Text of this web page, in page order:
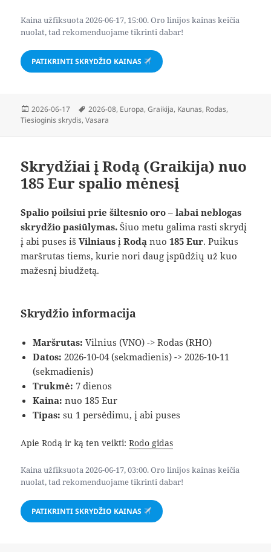
Kaina užfiksuota 2026-06-17, 15:00. Oro linijos kainas keičia
nuolat, tad rekomenduojame tikrinti dabar!
PATIKRINTI SKRYDŽIO KAINAS
Paskelbta
2026-06-17 Žymos
2026-08, Europa,Graikija, Kaunas, Rodas,
Tiesioginis skrydis,Vasara
Skrydžiai į Rodą (Graikija) nuo
185 Eur spalio mėnesį
Spalio poilsiui prie šiltesnio oro – labai neblogas
skrydžio pasiūlymas. Šiuo metu galima rasti skrydį
į abi puses išVilniaus įRodą nuo185 Eur. Puikus
maršrutas tiems, kurie nori daug įspūdžių už kuo
mažesnį biudžetą.
Skrydžio informacija
Maršrutas: Vilnius (VNO) -> Rodas (RHO)
Datos: 2026-10-04 (sekmadienis) -> 2026-10-11
(sekmadienis)
Trukmė: 7 dienos
Kaina: nuo 185 Eur
Tipas: su 1 persėdimu, į abi puses
Apie Rodą ir ką ten veikti:Rodo gidas
Kaina užfiksuota 2026-06-17, 03:00. Oro linijos kainas keičia
nuolat, tad rekomenduojame tikrinti dabar!
PATIKRINTI SKRYDŽIO KAINAS